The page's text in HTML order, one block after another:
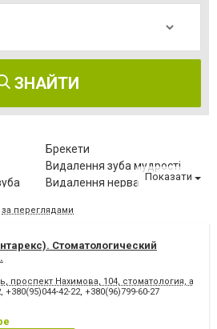
ЗНАЙТИ
Брекети
Видалення зуба мудрості
Видалення нерва
Вініри
Елайнери
Клиновидний дефект зубів
Коронка безметалова
Показати
за переглядами
Cтоматологический
проспект Нахимова, 104, стоматология,
, +380(95)044-42-22, +380(96)799-60-27